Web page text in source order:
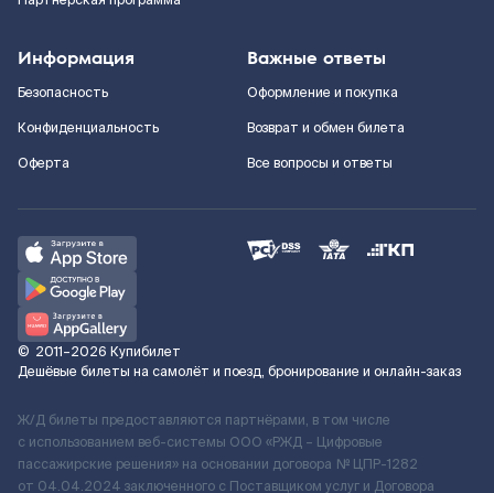
Информация
Безопасность
Конфиденциальность
Оферта
Важные ответы
Оформление и покупка
Возврат и обмен билета
Все вопросы и ответы
© 2011–2026 Купибилет
Дешёвые билеты на самолёт и поезд, бронирование и онлайн-заказ
Ж/Д билеты предоставляются партнёрами, в том числе
с использованием веб-системы ООО «РЖД – Цифровые
пассажирские решения» на основании договора № ЦПР-1282
от 04.04.2024 заключенного с Поставщиком услуг и Договора